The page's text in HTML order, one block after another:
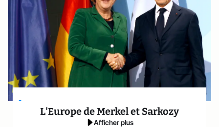
-
L'Europe de Merkel et Sarkozy
Afficher plus